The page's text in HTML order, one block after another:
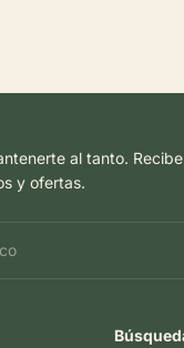
al tanto.
y ofertas.